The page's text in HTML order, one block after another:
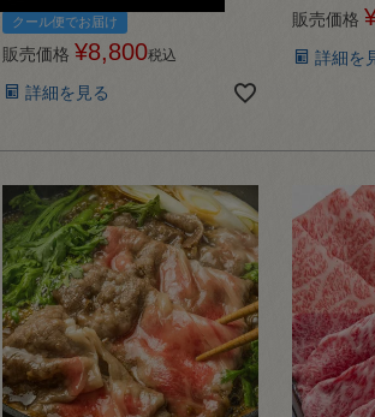
クール便でお届け
販売価格 ¥8,800税込
詳細を見る
販売価格
詳細を